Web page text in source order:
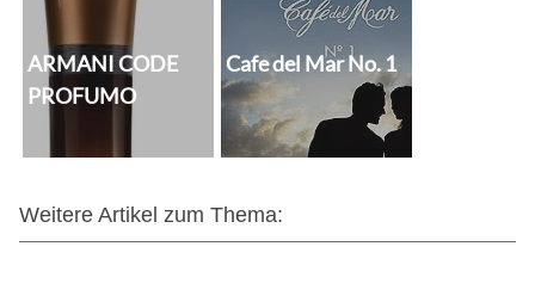
ARMANI CODE
PROFUMO
Cafe del Mar No. 1
Weitere Artikel zum Thema: